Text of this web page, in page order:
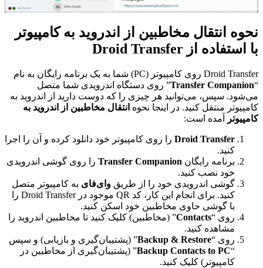
نحوه انتقال مخاطبین از اندروید به کامپیوتر
با استفاده از Droid Transfer
Droid Transfer روی کامپیوتر (PC) شما به یک برنامه رایگان به نام
“
Transfer Companion” روی دستگاه اندرویدی شما متصل
می‌شود. سپس، می‌توانید هر چیزی را که دوست دارید از اندروید به
کامپیوتر منتقل کنید. در اینجا نحوه انتقال مخاطبین از اندروید به
کامپیوتر
آمده است:
Droid Transfer را روی کامپیوتر خود دانلود کرده و آن را اجرا
کنید.
برنامه رایگان Transfer Companion را روی گوشی اندرویدی
خود نصب کنید.
گوشی اندرویدی خود را از طریق وای‌فای به کامپیوتر متصل
کنید. برای انجام این کار، کد QR موجود در Droid Transfer را
با گوشی حاوی مخاطبین خود اسکن کنید.
روی “Contacts” (مخاطبین) کلیک کنید تا مخاطبین اندروید را
مشاهده کنید.
روی “Backup & Restore” (پشتیبان‌گیری و بازیابی) و سپس
“
Backup Contacts to PC” (پشتیبان‌گیری از مخاطبین در
کامپیوتر) کلیک کنید.